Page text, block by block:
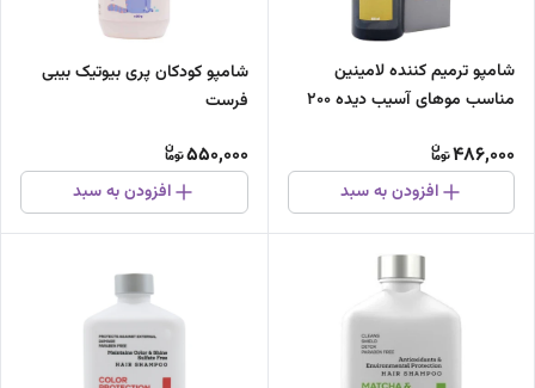
شامپو ترمیم کننده لامینین
مناسب موهای آسیب دیده ۲۰۰
486,000
افزودن به سبد
شامپو کودکان پری بیوتیک بیبی
فرست
550,000
افزودن به سبد